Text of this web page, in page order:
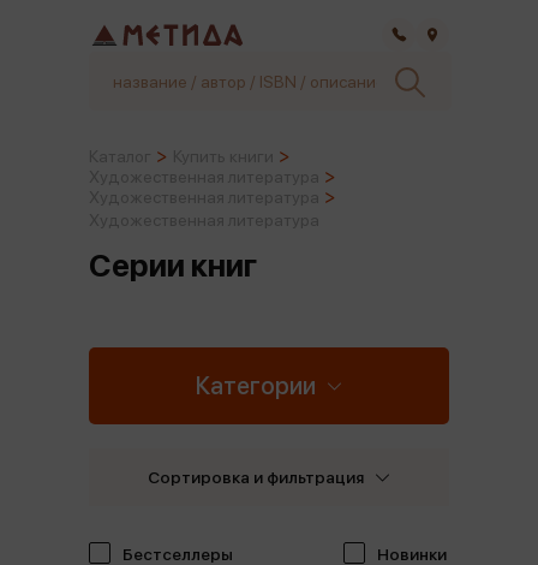
Серии книг
Категории
Бестселлеры Новинки
Сортировка и фильтрация